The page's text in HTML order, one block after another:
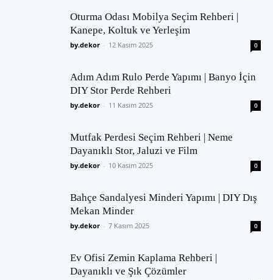
Oturma Odası Mobilya Seçim Rehberi |
Kanepe, Koltuk ve Yerleşim
by.dekor - 12 Kasım 2025 0
Adım Adım Rulo Perde Yapımı | Banyo İçin
DIY Stor Perde Rehberi
by.dekor - 11 Kasım 2025 0
Mutfak Perdesi Seçim Rehberi | Neme
Dayanıklı Stor, Jaluzi ve Film
by.dekor - 10 Kasım 2025 0
Bahçe Sandalyesi Minderi Yapımı | DIY Dış
Mekan Minder
by.dekor - 7 Kasım 2025 0
Ev Ofisi Zemin Kaplama Rehberi |
Dayanıklı ve Şık Çözümler